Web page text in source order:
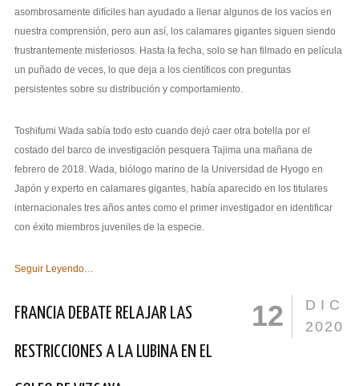
asombrosamente difíciles han ayudado a llenar algunos de los vacíos en
nuestra comprensión, pero aun así, los calamares gigantes siguen siendo
frustrantemente misteriosos. Hasta la fecha, solo se han filmado en película
un puñado de veces, lo que deja a los científicos con preguntas
persistentes sobre su distribución y comportamiento.
Toshifumi Wada sabía todo esto cuando dejó caer otra botella por el
costado del barco de investigación pesquera Tajima una mañana de
febrero de 2018. Wada, biólogo marino de la Universidad de Hyogo en
Japón y experto en calamares gigantes, había aparecido en los titulares
internacionales tres años antes como el primer investigador en identificar
con éxito miembros juveniles de la especie.
Seguir Leyendo…
FRANCIA DEBATE RELAJAR LAS
RESTRICCIONES A LA LUBINA EN EL
DIC
2020
12